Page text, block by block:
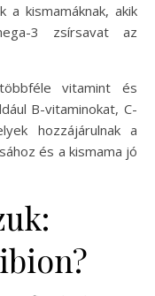
a kismamáknak, akik
3 zsírsavat az
vitamint és
B-vitaminokat, C-
hozzájárulnak a
és a kismama jó